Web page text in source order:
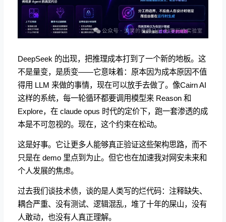
DeepSeek 的出现，把推理成本打到了一个新的地板。这
不是量变，是质变——它意味着：原本因为成本原因不值
得用 LLM 来做的事情，现在可以放手去做了。像Cairn AI
这样的系统，每一轮循环都要调用模型来 Reason 和
Explore，在 claude opus 时代的定价下，跑一套渗透的成
本是不可忽视的。现在，这个约束在松动。
这是好事。它让更多人能够真正验证这些架构思路，而不
只是在 demo 里点到为止。但它也在加速我对网安未来和
个人发展的焦虑。
过去我们谈技术债，谈的是人类写的烂代码：注释缺失、
耦合严重、没有测试、逻辑混乱，堆了十年的屎山，没有
人敢动，也没有人真正理解。